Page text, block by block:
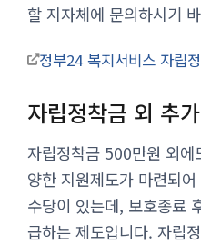
할 지자체에 문의하시기
정부24 복지서비스 자립
자립정착금 외 추
자립정착금 500만원 외
양한 지원제도가 마련되
수당이 있는데, 보호종료
급하는 제도입니다. 자립